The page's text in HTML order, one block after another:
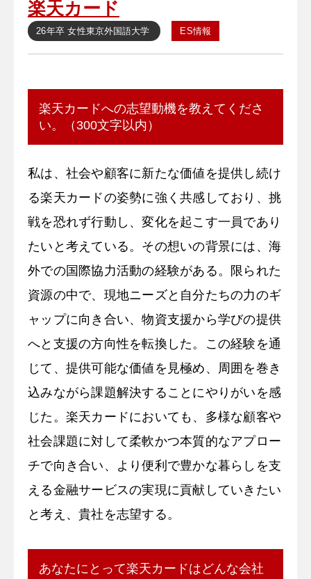
楽天カード
26年卒 女性東京外国語大学 ES情報
楽天カードへの志望動機を教えてくださ
い。（300文字以内）
私は、社会や顧客に新たな価値を提供し続け
る楽天カードの姿勢に強く共感しており、挑
戦を恐れず行動し、変化を起こす一員であり
たいと考えている。その想いの背景には、海
外での国際協力活動の経験がある。限られた
資源の中で、現地ニーズと自分たちの力のギ
ャップに向き合い、物資支援から学びの提供
へと支援の方向性を転換した。この経験を通
じて、提供可能な価値を見極め、周囲を巻き
込みながら課題解決することにやりがいを感
じた。楽天カードにおいても、多様な顧客や
社会課題に対して柔軟かつ本質的なアプロー
チで向き合い、より便利で豊かな暮らしを支
える金融サービスの実現に貢献していきたい
と考え、貴社を志望する。
あなたにとって楽天カードはどんな会社